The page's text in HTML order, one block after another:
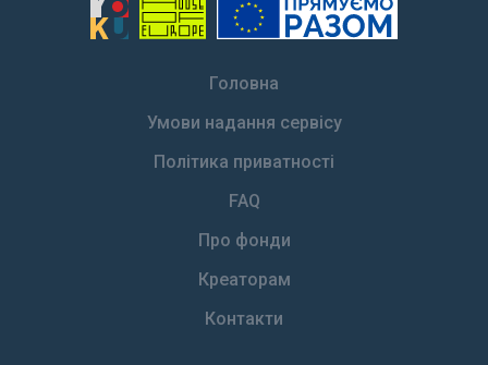
Головна
Умови надання сервісу
Політика приватності
FAQ
Про фонди
Креаторам
Контакти